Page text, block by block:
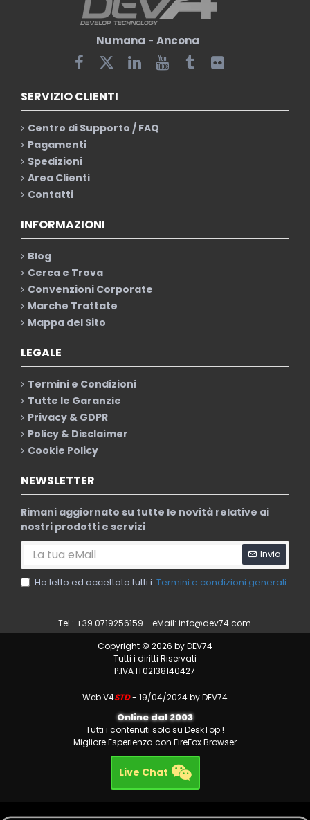
Numana - Ancona
SERVIZIO CLIENTI
Centro di Supporto / FAQ
Pagamenti
Spedizioni
Area Clienti
Contatti
INFORMAZIONI
Blog
Cerca e Trova
Convenzioni Corporate
Marche Trattate
Mappa del Sito
LEGALE
Termini e Condizioni
Tutte le Garanzie
Privacy & GDPR
Policy & Disclaimer
Cookie Policy
NEWSLETTER
Rimani aggiornato su tutte le novità relative ai
nostri prodotti e servizi
Invia
Ho letto ed accettato tutti i Termini e condizioni generali
Tel.: +39 0719256159 - eMail:info@dev74.com
Copyright © 2026 by DEV74
Tutti i diritti Riservati
P.IVA IT02138140427
Web V4STD- 19/04/2024 by DEV74
Online dal 2003
Tutti i contenuti solo su DeskTop !
Migliore Esperienza con FireFox Browser
Live Chat